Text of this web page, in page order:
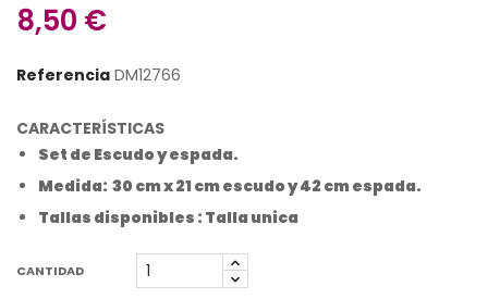
8,50 €
Referencia DM12766
CARACTERÍSTICAS
Set de Escudo y espada.
Medida: 30 cm x 21 cm escudo y 42 cm espada.
Tallas disponibles : Talla unica
CANTIDAD